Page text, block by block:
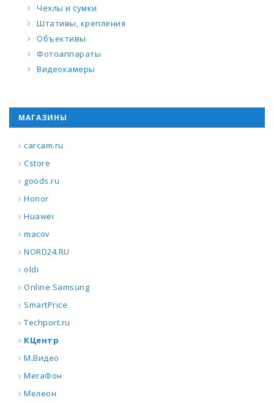
Чехлы и сумки
Штативы, крепления
Объективы
Фотоаппараты
Видеокамеры
МАГАЗИНЫ
carcam.ru
Cstore
goods.ru
Honor
Huawei
macov
NORD24.RU
oldi
Online Samsung
SmartPrice
Techport.ru
КЦентр
М.Видео
МегаФон
Мелеон